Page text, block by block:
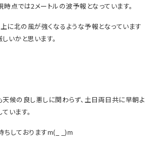
点では2メートルの波予報となっています。
に北の風が強くなるような予報となっています
いかと思います。
天候の良し悪しに関わらず、土日両日共に早朝よ
います。
ちしておりますm(_ _)m